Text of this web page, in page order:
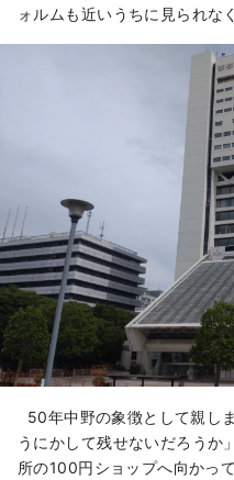
そんなまちの
ています。
ォルムも近いうちに見られな
50年中野の象徴として親し
うにかして残せないだろうか
所の100円ショップへ向かっ